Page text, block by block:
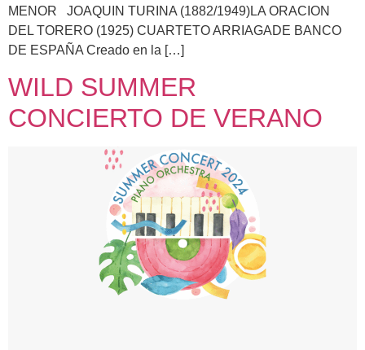
MENOR JOAQUIN TURINA (1882/1949)LA ORACION
DEL TORERO (1925) CUARTETO ARRIAGADE BANCO
DE ESPAÑA Creado en la […]
WILD SUMMER
CONCIERTO DE VERANO